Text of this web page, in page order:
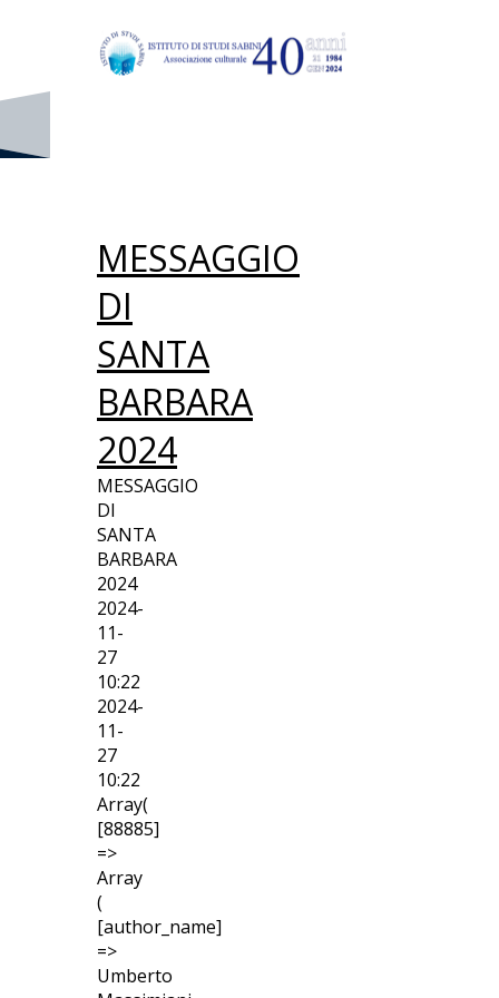
MESSAGGIO
DI
SANTA
BARBARA
2024
MESSAGGIO
DI
SANTA
BARBARA
2024
2024-
11-
27
10:22
2024-
11-
27
10:22
Array(
[88885]
=>
Array
(
[author_name]
=>
Umberto